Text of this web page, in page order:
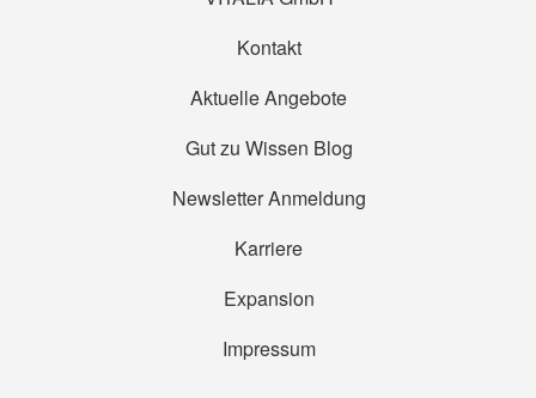
Kontakt
Aktuelle Angebote
Gut zu Wissen Blog
Newsletter Anmeldung
Karriere
Expansion
Impressum